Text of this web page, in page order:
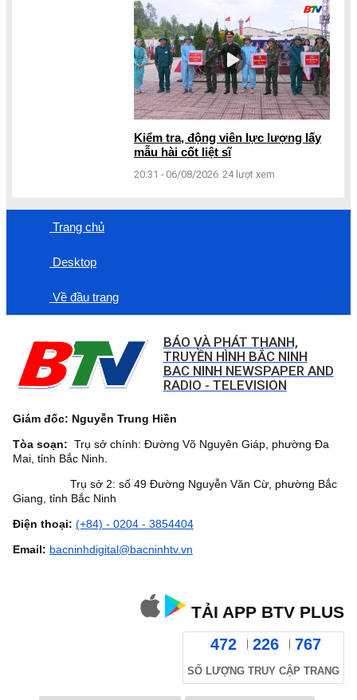
Kiểm tra, động viên lực lượng lấy
mẫu hài cốt liệt sĩ
20:31 - 06/08/2026 24 lượt xem
Trang chủ
Desktop
Về đầu trang
BÁO VÀ PHÁT THANH,
TRUYỀN HÌNH BẮC NINH
BAC NINH NEWSPAPER AND
RADIO - TELEVISION
Giám đốc: Nguyễn Trung Hiền
Tòa soạn: Trụ sở chính: Đường Võ Nguyên Giáp, phường Đa
Mai, tỉnh Bắc Ninh.
Trụ sở 2: số 49 Đường Nguyễn Văn Cừ, phường Bắc
Giang, tỉnh Bắc Ninh
Điện thoại: (+84) - 0204 - 3854404
Email: bacninhdigital@bacninhtv.vn
TẢI APP BTV PLUS
472 226 767
SỐ LƯỢNG TRUY CẬP TRANG